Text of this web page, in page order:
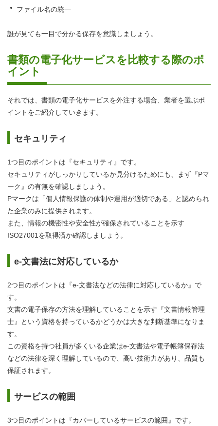
ファイル名の統一
誰が見ても一目で分かる保存を意識しましょう。
書類の電子化サービスを比較する際のポ
イント
それでは、書類の電子化サービスを外注する場合、業者を選ぶポ
イントをご紹介していきます。
セキュリティ
1つ目のポイントは『セキュリティ』です。
セキュリティがしっかりしているか見分けるためにも、まず『Pマ
ーク』の有無を確認しましょう。
Pマークは「個人情報保護の体制や運用が適切である」と認められ
た企業のみに提供されます。
また、情報の機密性や安全性が確保されていることを示す
ISO27001を取得済か確認しましょう。
e-文書法に対応しているか
2つ目のポイントは『e-文書法などの法律に対応しているか』で
す。
文書の電子保存の方法を理解していることを示す『文書情報管理
士』という資格を持っているかどうかは大きな判断基準になりま
す。
この資格を持つ社員が多くいる企業はe-文書法や電子帳簿保存法
などの法律を深く理解しているので、高い技術力があり、品質も
保証されます。
サービスの範囲
3つ目のポイントは『カバーしているサービスの範囲』です。